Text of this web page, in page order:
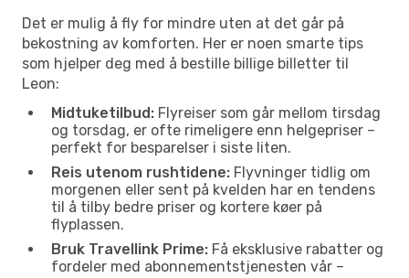
Det er mulig å fly for mindre uten at det går på
bekostning av komforten. Her er noen smarte tips
som hjelper deg med å bestille billige billetter til
Leon:
Midtuketilbud: Flyreiser som går mellom tirsdag
og torsdag, er ofte rimeligere enn helgepriser –
perfekt for besparelser i siste liten.
Reis utenom rushtidene: Flyvninger tidlig om
morgenen eller sent på kvelden har en tendens
til å tilby bedre priser og kortere køer på
flyplassen.
Bruk Travellink Prime: Få eksklusive rabatter og
fordeler med abonnementstjenesten vår –